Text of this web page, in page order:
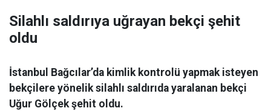
Silahlı saldırıya uğrayan bekçi şehit
oldu
İstanbul Bağcılar’da kimlik kontrolü yapmak isteyen
bekçilere yönelik silahlı saldırıda yaralanan bekçi
Uğur Gölçek şehit oldu.